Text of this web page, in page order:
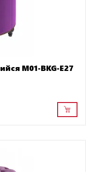
M01-BKG-E27